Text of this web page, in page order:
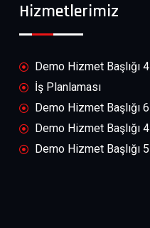
Hizmetlerimiz
Demo Hizmet Başlığı 4
İş Planlaması
Demo Hizmet Başlığı 6
Demo Hizmet Başlığı 4
Demo Hizmet Başlığı 5